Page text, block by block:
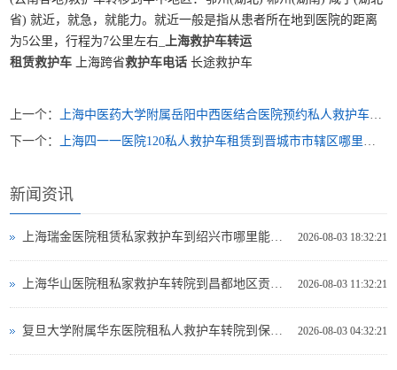
省) 就近，就急，就能力。就近一般是指从患者所在地到医院的距离
为5公里，行程为7公里左右_
上海救护车转运
租赁救护车 上海跨省救护车电话 长途救护车
上一个：
上海中医药大学附属岳阳中西医结合医院预约私人救护车租赁到百色市靖西县救护车出租服务哪里比较好
下一个：
上海四一一医院120私人救护车租赁到晋城市市辖区哪里有救护车可以出租
新闻资讯
2026-08-03 18:32:21
2026-08-03 11:32:21
2026-08-03 04:32:21